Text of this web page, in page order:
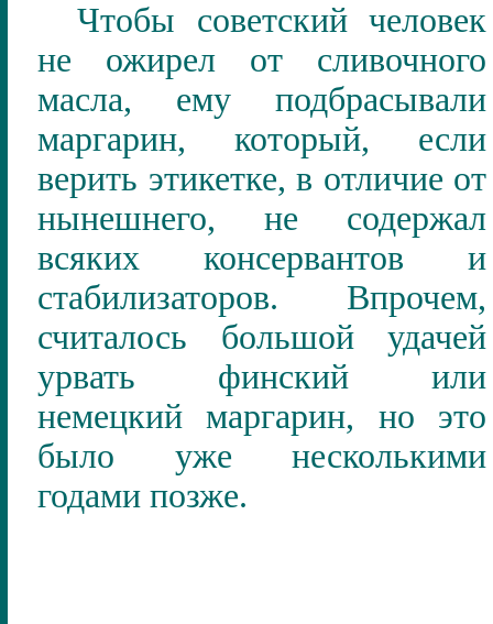
Чтобы советский человек
не ожирел от сливочного
масла, ему подбрасывали
маргарин, который, если
верить этикетке, в отличие от
нынешнего, не содержал
всяких консервантов и
стабилизаторов. Впрочем,
считалось большой удачей
урвать финский или
немецкий маргарин, но это
было уже несколькими
годами позже.